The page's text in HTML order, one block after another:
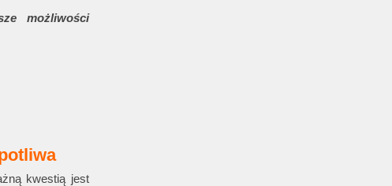
możliwości
kwestią jest